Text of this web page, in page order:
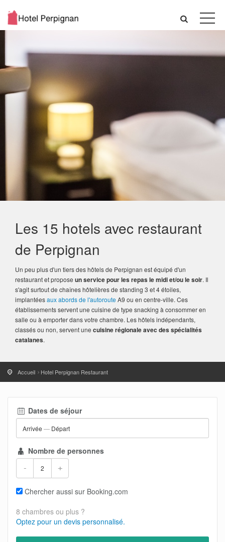
Les 15 hotels avec restaurant
de Perpignan
Un peu plus d'un tiers des hôtels de Perpignan est équipé d'un
restaurant et propose un service pour les repas le midi et/ou le soir. Il
s'agit surtout de chaînes hôtelières de standing 3 et 4 étoiles,
implantéesaux abords de l'autorouteA9 ou en centre-ville. Ces
établissements servent une cuisine de type snacking à consommer en
salle ou à emporter dans votre chambre. Les hôtels indépendants,
classés ou non, servent une cuisine régionale avec des spécialités
catalanes.
Accueil Hotel Perpignan Restaurant
Dates de séjour
Arrivée — Départ
Nombre de personnes
- +
Chercher aussi sur Booking.com
8 chambres ou plus ?
Optez pour un devis personnalisé.